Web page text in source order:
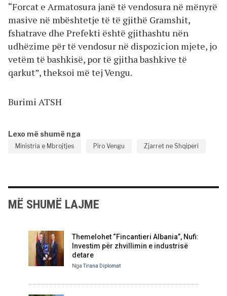
“Forcat e Armatosura janë të vendosura në mënyrë
masive në mbështetje të të gjithë Gramshit,
fshatrave dhe Prefekti është gjithashtu nën
udhëzime për të vendosur në dispozicion mjete, jo
vetëm të bashkisë, por të gjitha bashkive të
qarkut”, theksoi më tej Vengu.
Burimi ATSH
Lexo më shumë nga
Ministria e Mbrojtjes Piro Vengu Zjarret ne Shqiperi
MË SHUMË LAJME
Themelohet “Fincantieri Albania”, Nufi:
Investim për zhvillimin e industrisë
detare
Nga Tirana Diplomat